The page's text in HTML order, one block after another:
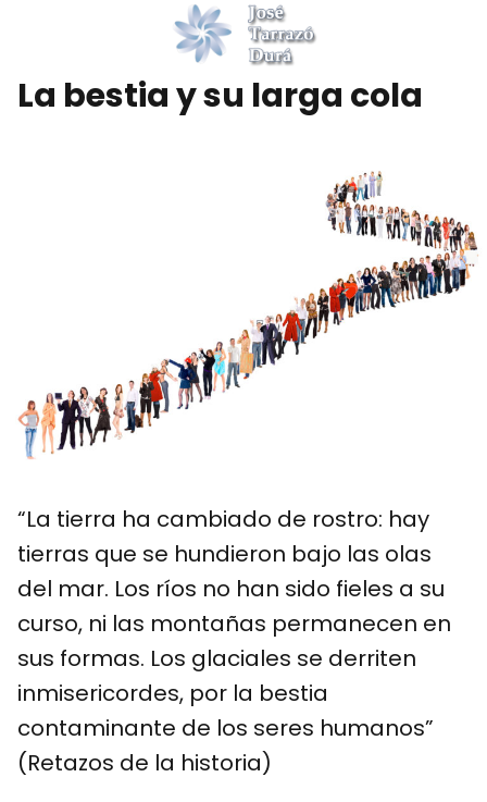
La bestia y su larga cola
“La tierra ha cambiado de rostro: hay
tierras que se hundieron bajo las olas
del mar. Los ríos no han sido fieles a su
curso, ni las montañas permanecen en
sus formas. Los glaciales se derriten
inmisericordes, por la bestia
contaminante de los seres humanos”
(Retazos de la historia)